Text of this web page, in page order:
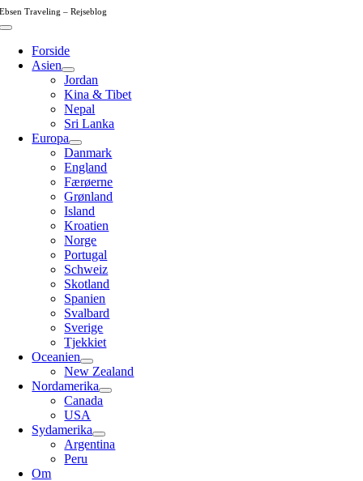
Skip
to
Ebsen Traveling – Rejseblog
Toggle
NavigationForside
Asien
Jordan
Kina & Tibet
Nepal
Sri Lanka
Europa
Danmark
England
Færøerne
Grønland
Island
Kroatien
Norge
Portugal
Schweiz
Skotland
Spanien
Svalbard
Sverige
Tjekkiet
Oceanien
New Zealand
Nordamerika
Canada
USA
Sydamerika
Argentina
Peru
Om